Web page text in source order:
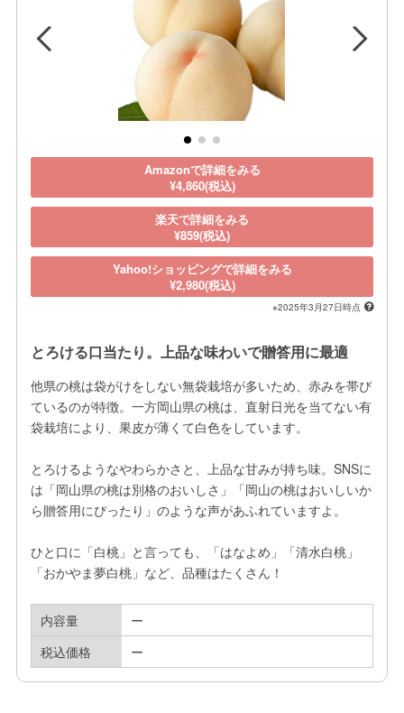
Amazonで詳細をみる
¥4,860(税込)
楽天で詳細をみる
¥859(税込)
Yahoo!ショッピングで詳細をみる
¥2,980(税込)
※2025年3月27日時点
とろける口当たり。上品な味わいで贈答用に最適
他県の桃は袋がけをしない無袋栽培が多いため、赤みを帯び
ているのが特徴。一方岡山県の桃は、直射日光を当てない有
袋栽培により、果皮が薄くて白色をしています。
とろけるようなやわらかさと、上品な甘みが持ち味。SNSに
は「岡山県の桃は別格のおいしさ」「岡山の桃はおいしいか
ら贈答用にぴったり」のような声があふれていますよ。
ひと口に「白桃」と言っても、「はなよめ」「清水白桃」
「おかやま夢白桃」など、品種はたくさん！
内容量
ー
税込価格
ー